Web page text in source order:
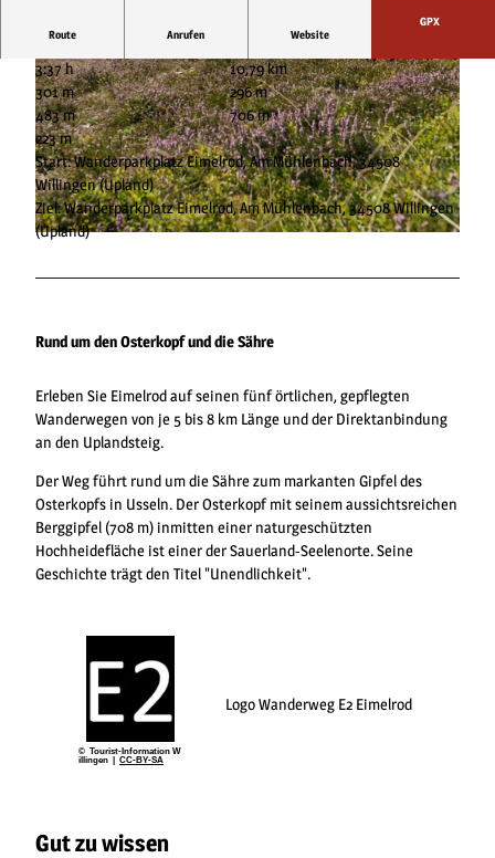
© www.jonasduelberg.com, Jonas Duelberg |CC-BY-SA
© Naturpark Diemelsee, Sabrinity |
Route Anrufen Website
GPX
3:37 h
10,79 km
301 m
296 m
483 m
706 m
223 m
Start: Wanderparkplatz Eimelrod, Am Mühlenbach, 34508
Willingen (Upland)
Ziel: Wanderparkplatz Eimelrod, Am Mühlenbach, 34508 Willingen
(Upland)
Rund um den Osterkopf und die Sähre
Erleben Sie Eimelrod auf seinen fünf örtlichen, gepflegten
Wanderwegen von je 5 bis 8 km Länge und der Direktanbindung
an den Uplandsteig.
Der Weg führt rund um die Sähre zum markanten Gipfel des
Osterkopfs in Usseln. Der Osterkopf mit seinem aussichtsreichen
Berggipfel (708 m) inmitten einer naturgeschützten
Hochheidefläche ist einer der Sauerland-Seelenorte. Seine
Geschichte trägt den Titel "Unendlichkeit".
© Tourist-Information W
illingen | CC-BY-SA
Logo Wanderweg E2 Eimelrod
Gut zu wissen